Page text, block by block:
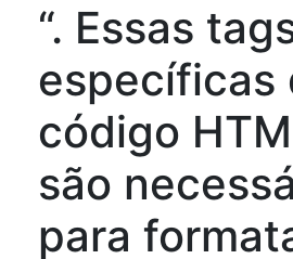
“. Essas
específicas
código
são
para